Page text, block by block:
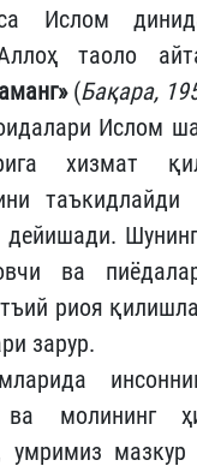
Ислом
таоло
(Бақара,
Ислом
хизмат
ва
риоя
зарур.
молининг
умримиз мазкур